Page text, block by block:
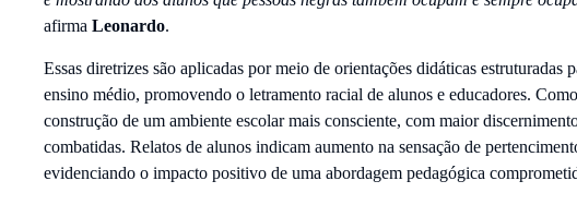
afirma Leonardo.
Essas diretrizes são aplicadas por meio de orientações didáticas
ensino médio, promovendo o letramento racial de alunos e educadores.
construção de um ambiente escolar mais consciente, com maior
combatidas. Relatos de alunos indicam aumento na sensação de
evidenciando o impacto positivo de uma abordagem pedagógica